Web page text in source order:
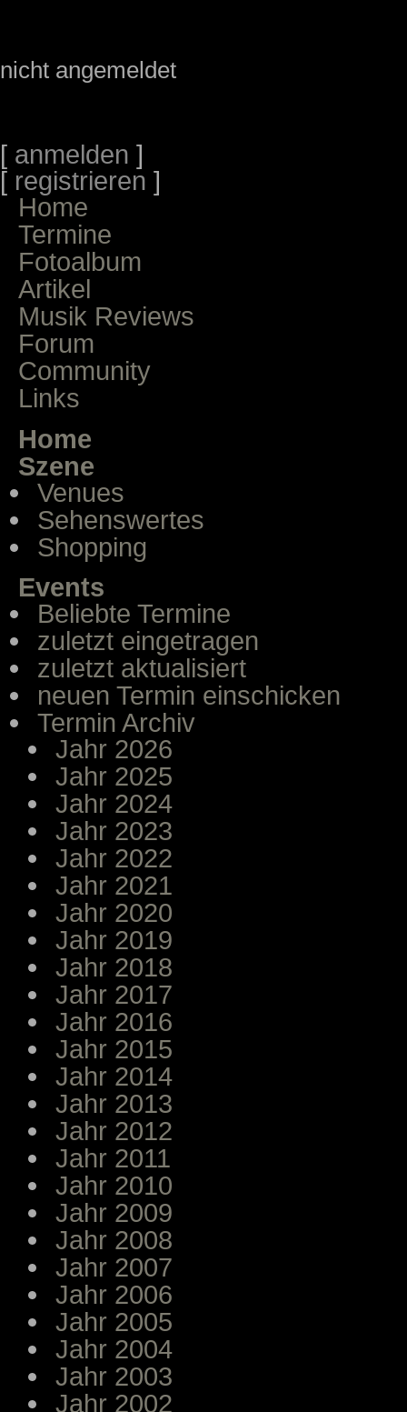
nicht angemeldet
[ anmelden ]
[ registrieren ]
Home
Termine
Fotoalbum
Artikel
Musik Reviews
Forum
Community
Links
Home
Szene
Venues
Sehenswertes
Shopping
Events
Beliebte Termine
zuletzt eingetragen
zuletzt aktualisiert
neuen Termin einschicken
Termin Archiv
Jahr 2026
Jahr 2025
Jahr 2024
Jahr 2023
Jahr 2022
Jahr 2021
Jahr 2020
Jahr 2019
Jahr 2018
Jahr 2017
Jahr 2016
Jahr 2015
Jahr 2014
Jahr 2013
Jahr 2012
Jahr 2011
Jahr 2010
Jahr 2009
Jahr 2008
Jahr 2007
Jahr 2006
Jahr 2005
Jahr 2004
Jahr 2003
Jahr 2002